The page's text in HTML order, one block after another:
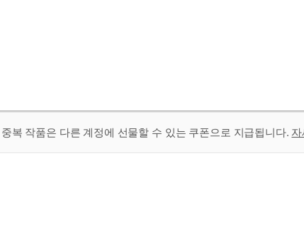
복 작품은 다른 계정에 선물할 수 있는 쿠폰으로 지급됩니다.